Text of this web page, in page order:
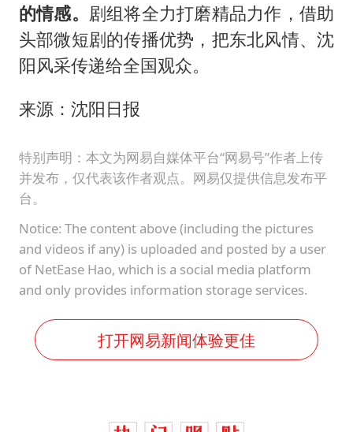
的情感。 剧组将全力打磨精品力作，借助
头部微短剧的传播优势，把东北风情、沈
阳风采传递给全国观众。
来源：沈阳日报
特别声明：本文为网易自媒体平台“网易号”作者上传
并发布，仅代表该作者观点。网易仅提供信息发布平
台。
Notice: The content above (including the pictures
and videos if any) is uploaded and posted by a user
of NetEase Hao, which is a social media platform
and only provides information storage services.
打开网易新闻体验更佳